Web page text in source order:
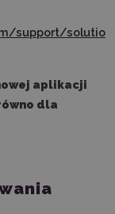
support/solutio
aplikacji
dla